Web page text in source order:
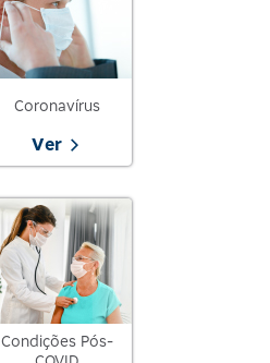
Coronavírus
Ver
Condições Pós-